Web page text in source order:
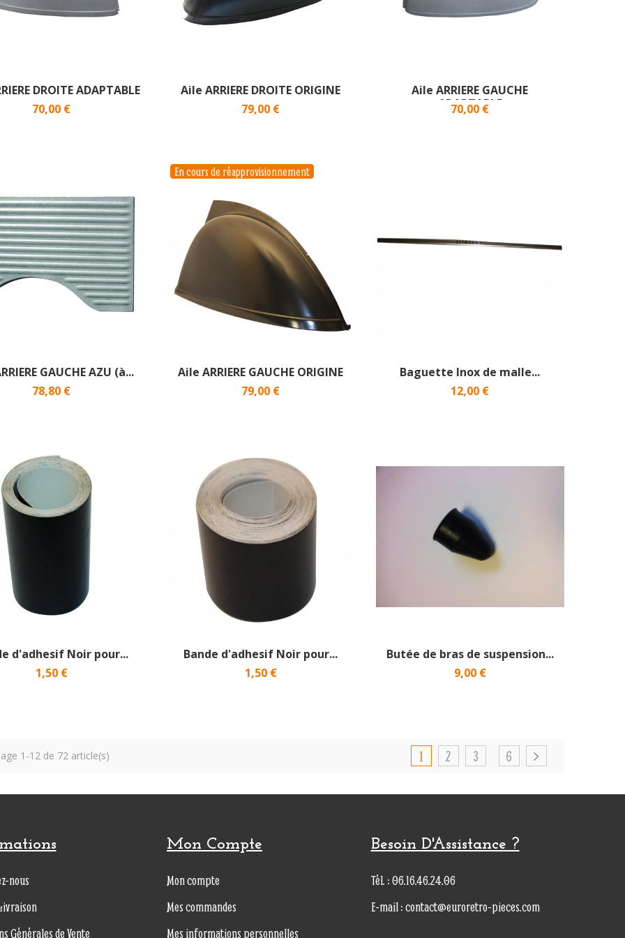
DROITE ADAPTABLE
70,00 €
Aile ARRIERE DROITE ORIGINE
79,00 €
Aile ARRIERE GAUCHE
ADAPTABLE
70,00 €
GAUCHE AZU (à...
78,80 €
En cours de réapprovisionnement
Aile ARRIERE GAUCHE ORIGINE
79,00 €
Baguette Inox de malle...
12,00 €
d'adhesif Noir pour...
1,50 €
Bande d'adhesif Noir pour...
1,50 €
Butée de bras de suspension...
9,00 €
1-12 de 72 article(s) 1 2 3 6
nous
Générales de Vente
Mon Compte
Mon compte
Mes commandes
Mes informations personnelles
Besoin D'Assistance ?
Tél. : 06.16.46.24.06
E-mail : contact@euroretro-pieces.com